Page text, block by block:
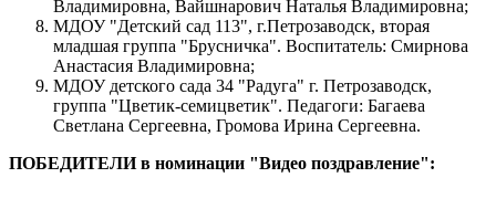
Владимировна, Вайшнарович Наталья Владимировна;
МДОУ "Детский сад 113", г.Петрозаводск, вторая
младшая группа "Брусничка". Воспитатель: Смирнова
Анастасия Владимировна;
МДОУ детского сада 34 "Радуга" г. Петрозаводск,
группа "Цветик-семицветик". Педагоги: Багаева
Светлана Сергеевна, Громова Ирина Сергеевна.
ПОБЕДИТЕЛИ в номинации "Видео поздравление":